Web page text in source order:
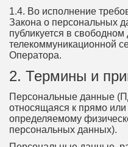
1.4. Во исполнение
Закона о персональных
публикуется в
телекоммуникационной
Оператора.
2. Термины и
Персональные данные
относящаяся к прямо
определяемому
персональных данных).